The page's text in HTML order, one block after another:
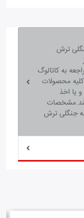
ترش
به کاتالوگ
محصولات
یا اخذ
جنگلی ترش